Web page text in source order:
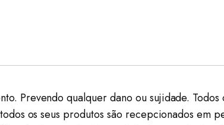
Prevendo qualquer dano ou sujidade.
os seus produtos são recepcionados em